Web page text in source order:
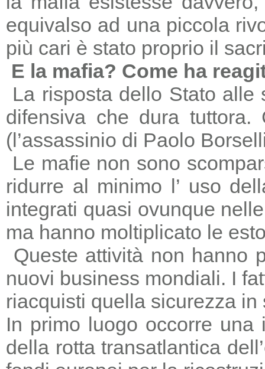
equivalso ad una piccola
più cari è stato proprio il
E la mafia? Come ha
La risposta dello Stato alle
difensiva che dura
(l’assassinio di Paolo
Le mafie non sono
ridurre al minimo l’ uso
integrati quasi ovunque
ma hanno moltiplicato le
Queste attività non hanno
nuovi business mondiali. I
riacquisti quella sicurezza
In primo luogo occorre
della rotta transatlantica